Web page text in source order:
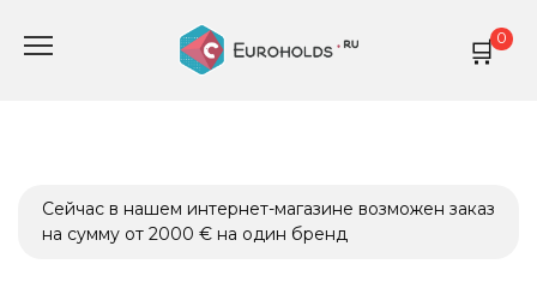
0
Сейчас в нашем интернет-магазине возможен заказ
на сумму от 2000 € на один бренд